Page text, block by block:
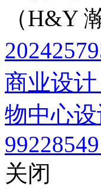
（H&Y
商业设
物中心
关闭